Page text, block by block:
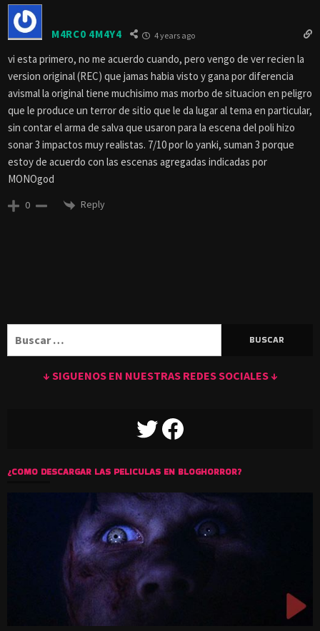
M4RC0 4M4Y4 4 years ago
vi esta primero, no me acuerdo cuando, pero vengo de ver recien la
version original (REC) que jamas habia visto y gana por diferencia
avismal la original tiene muchisimo mas morbo de situacion en peligro
que le produce un terror de sitio que le da lugar al tema en particular,
sin contar el arma de salva que usaron para la escena del poli hizo
sonar 3 impactos muy realistas. 7/10 por lo yanki, suman 3 porque
estoy de acuerdo con las escenas agregadas indicadas por
MONOgod
0 Reply
↓ SIGUENOS EN NUESTRAS REDES SOCIALES ↓
TWITTERFACEBOOK
¿COMO DESCARGAR LAS PELICULAS EN BLOGHORROR?